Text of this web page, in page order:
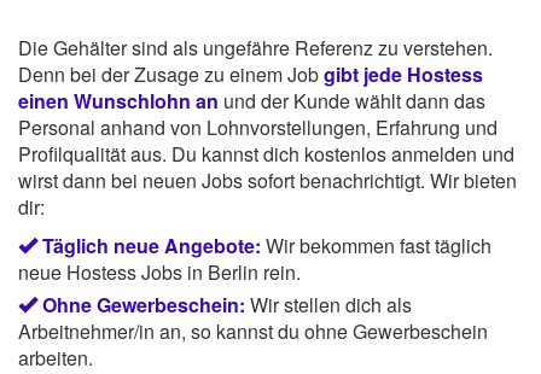
Die Gehälter sind als ungefähre Referenz zu verstehen.
Denn bei der Zusage zu einem Jobgibt jede Hostess
einen Wunschlohn an und der Kunde wählt dann das
Personal anhand von Lohnvorstellungen, Erfahrung und
Profilqualität aus. Du kannst dich kostenlos anmelden und
wirst dann bei neuen Jobs sofort benachrichtigt. Wir bieten
dir:
Täglich neue Angebote: Wir bekommen fast täglich
neue Hostess Jobs in Berlin rein.
Ohne Gewerbeschein: Wir stellen dich als
Arbeitnehmer/in an, so kannst du ohne Gewerbeschein
arbeiten.